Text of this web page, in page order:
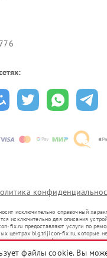
исключительно справочный
исключительно для описания
fix.ru предоставляют услуги по
центрах blg.trijicon-fix.ru, которые
знаков или их официальными
устройств, уже введенных в
файлы cookie. Вы